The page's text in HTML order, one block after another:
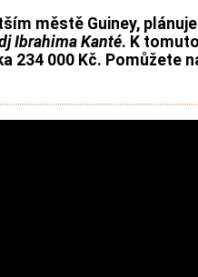
městě Guiney,
Ibrahima Kanté. K
234 000 Kč. Pomůžete